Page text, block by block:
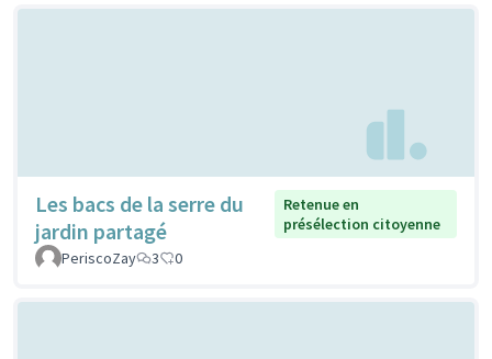
Les bacs de la serre du
jardin partagé
Retenue en
présélection citoyenne
PeriscoZay
3 0